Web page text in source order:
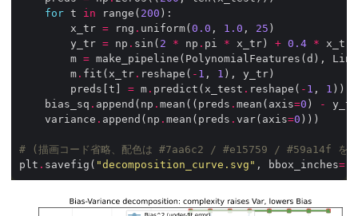
for t in range( 200
        x_tr
= rng . uniform(0.0 , 1.0 , 25
        y_tr
= np . sin( 2 * np . pi * x_tr) + 0.4 * x_tr
        m
=
        m
. fit(x_tr . reshape( - 1 , 1
        preds[t]
= m . predict(x_test . reshape( - 1 , 1
    bias_sq
. append(np . mean((preds . mean(axis=0 ) -
    variance
. append(np . mean(preds . var(axis=0
# (描画コード省略、配色は #7aa6c2 / #e15759 / #59a14f を
plt . savefig( "decomposition_curve.svg" , bbox_inches=